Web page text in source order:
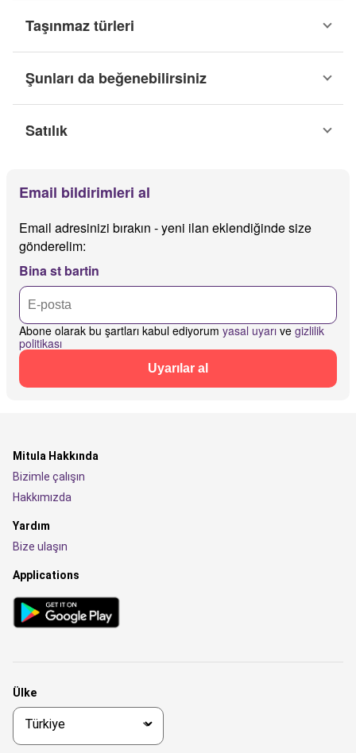
Taşınmaz türleri
Şunları da beğenebilirsiniz
Satılık
Email bildirimleri al
Email adresinizi bırakın - yeni ilan eklendiğinde size
gönderelim:
Bina st bartin
Abone olarak bu şartları kabul ediyorum yasal uyarı ve gizlilik
politikası
Uyarılar al
Mitula Hakkında
Bizimle çalışın
Hakkımızda
Yardım
Bize ulaşın
Applications
Ülke